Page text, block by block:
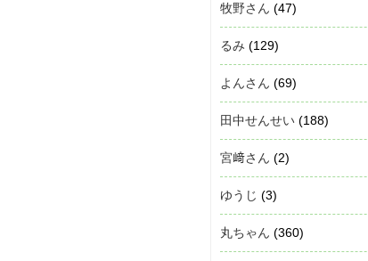
牧野さん (47)
るみ (129)
よんさん (69)
田中せんせい (188)
宮﨑さん (2)
ゆうじ (3)
丸ちゃん (360)